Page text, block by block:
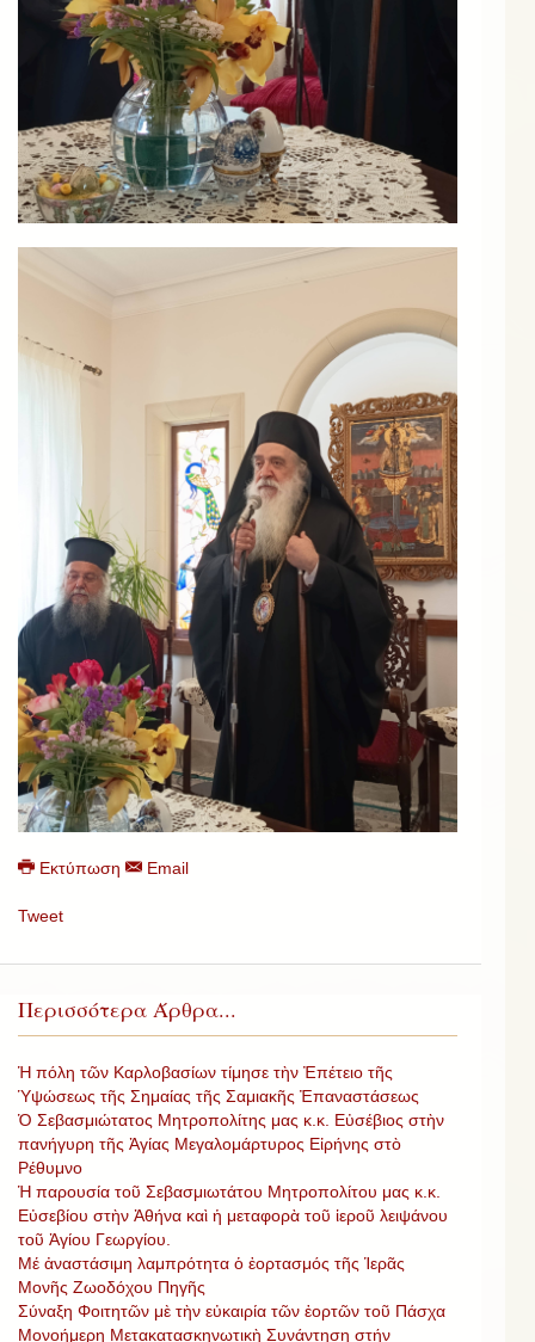
Εκτύπωση Email
Tweet
Περισσότερα Άρθρα...
Ἡ πόλη τῶν Καρλοβασίων τίμησε τὴν Ἐπέτειο τῆς
Ὑψώσεως τῆς Σημαίας τῆς Σαμιακῆς Ἐπαναστάσεως
Ὁ Σεβασμιώτατος Μητροπολίτης μας κ.κ. Εὐσέβιος στὴν
πανήγυρη τῆς Ἁγίας Μεγαλομάρτυρος Εἰρήνης στὸ
Ρέθυμνο
Ἡ παρουσία τοῦ Σεβασμιωτάτου Μητροπολίτου μας κ.κ.
Εὐσεβίου στὴν Ἀθήνα καὶ ἡ μεταφορὰ τοῦ ἱεροῦ λειψάνου
τοῦ Ἁγίου Γεωργίου.
Μέ ἀναστάσιμη λαμπρότητα ὁ ἑορτασμός τῆς Ἱερᾶς
Μονῆς Ζωοδόχου Πηγῆς
Σύναξη Φοιτητῶν μὲ τὴν εὐκαιρία τῶν ἑορτῶν τοῦ Πάσχα
Μονοήμερη Μετακατασκηνωτικὴ Συνάντηση στήν